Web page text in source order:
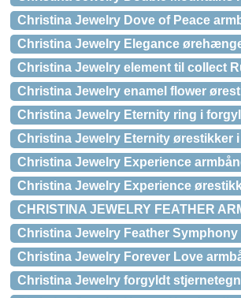
Christina Jewelry Dove of Peace
Christina Jewelry Elegance
Christina Jewelry element til collect
Christina Jewelry enamel flower
Christina Jewelry Eternity ring i
Christina Jewelry Eternity ørestikker
Christina Jewelry Experience
Christina Jewelry Experience
CHRISTINA JEWELRY FEATHER
Christina Jewelry Feather
Christina Jewelry Forever Love
Christina Jewelry forgyldt